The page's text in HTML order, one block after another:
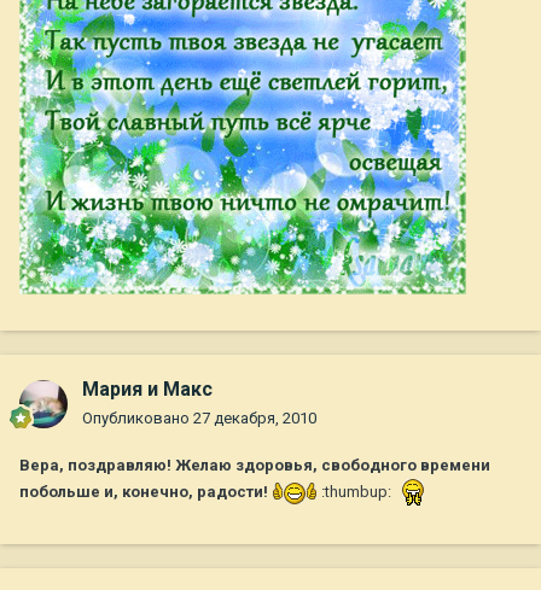
Мария и Макс
Опубликовано 27 декабря, 2010
Вера, поздравляю! Желаю здоровья, свободного времени
побольше и, конечно, радости!
:thumbup: